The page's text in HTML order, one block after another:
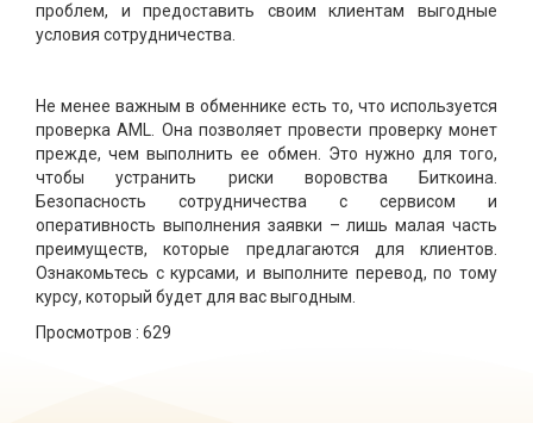
проблем, и предоставить своим клиентам выгодные
условия сотрудничества.
Не менее важным в обменнике есть то, что используется
проверка AML. Она позволяет провести проверку монет
прежде, чем выполнить ее обмен. Это нужно для того,
чтобы устранить риски воровства Биткоина.
Безопасность сотрудничества с сервисом и
оперативность выполнения заявки – лишь малая часть
преимуществ, которые предлагаются для клиентов.
Ознакомьтесь с курсами, и выполните перевод, по тому
курсу, который будет для вас выгодным.
Просмотров : 629